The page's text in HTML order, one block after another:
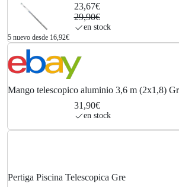
23,67€
29,90€
en stock
5 nuevo desde 16,92€
Mango telescopico aluminio 3,6 m (2x1,8)
31,90€
en stock
Pertiga Piscina Telescopica Gre